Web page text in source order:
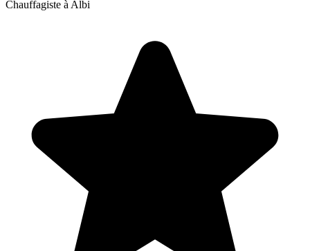
Chauffagiste à Albi